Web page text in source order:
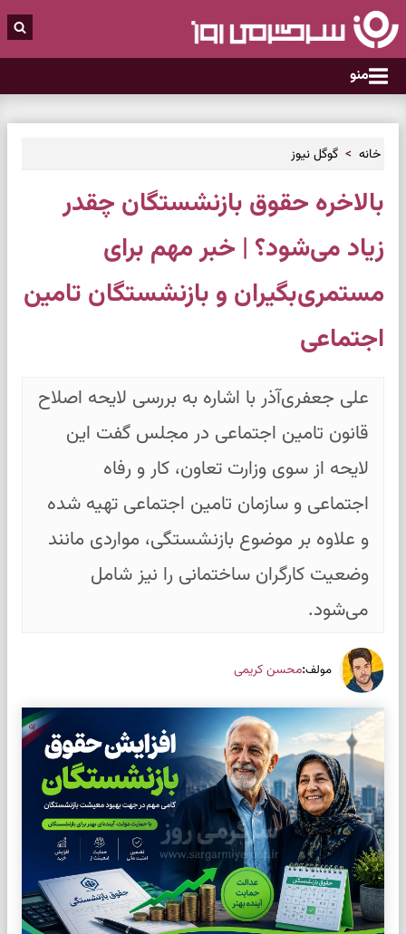
منو
خانه گوگل نیوز
بالاخره حقوق بازنشستگان چقدر
زیاد می‌شود؟ | خبر مهم برای
مستمری‌بگیران و بازنشستگان تامین
اجتماعی
علی جعفری‌آذر با اشاره به بررسی لایحه اصلاح
قانون تامین اجتماعی در مجلس گفت این
لایحه از سوی وزارت تعاون، کار و رفاه
اجتماعی و سازمان تامین اجتماعی تهیه شده
و علاوه بر موضوع بازنشستگی، مواردی مانند
وضعیت کارگران ساختمانی را نیز شامل
می‌شود.
مولف:محسن کریمی